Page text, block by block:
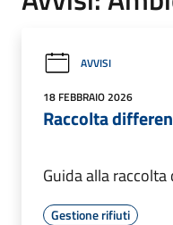
AVVISI
18 FEBBRAIO 2026
Raccolta
Guida alla
Gestione rifiuti